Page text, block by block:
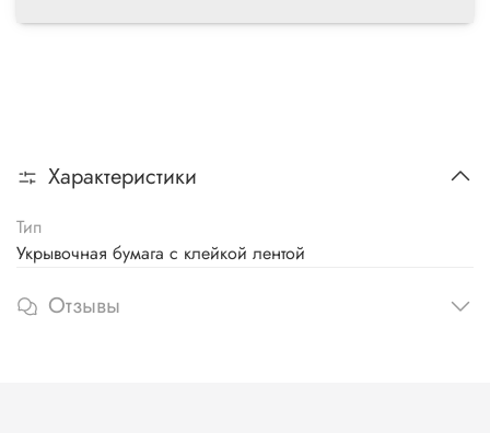
Характеристики
Тип
Укрывочная бумага с клейкой лентой
Отзывы